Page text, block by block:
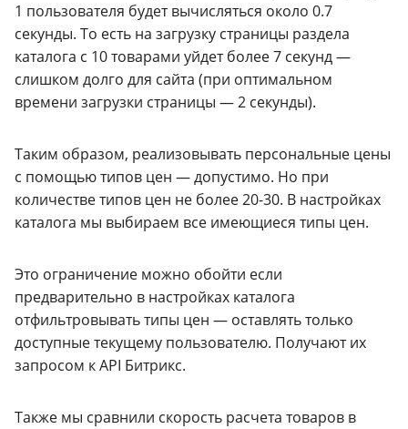
1 пользователя будет вычисляться около 0.7
секунды. То есть на загрузку страницы раздела
каталога с 10 товарами уйдет более 7 секунд —
слишком долго для сайта (при оптимальном
времени загрузки страницы — 2 секунды).
Таким образом, реализовывать персональные цены
с помощью типов цен — допустимо. Но при
количестве типов цен не более 20-30. В настройках
каталога мы выбираем все имеющиеся типы цен.
Это ограничение можно обойти если
предварительно в настройках каталога
отфильтровывать типы цен — оставлять только
доступные текущему пользователю. Получают их
запросом к API Битрикс.
Также мы сравнили скорость расчета товаров в